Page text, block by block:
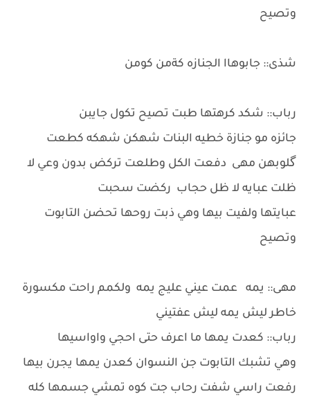
وتصيح
شذى:: جابوهاا الجنازه كةمن كومن
رباب:: شكد كرهتها طبت تصيح تكول جايبن
جائزه مو جنازة خطيه البنات شهكن شهكه كطعت
گلوبهن مهى دفعت الكل وطلعت تركض بدون وعي لا
ظلت عبايه لا ظل حجاب ركضت سحبت
عبايتها ولفيت بيها وهي ذبت روحها تحضن التابوت
وتصيح
مهى:: يمه عمت عيني عليج يمه ولكمم راحت مكسورة
خاطر ليش يمه ليش عفتيني
رباب:: كعدت يمها ما اعرف حتى احجي واواسيها
وهي تشبك التابوت جن النسوان كعدن يمها يجرن بيها
رفعت راسي شفت رحاب جت كوه تمشي جسمها كله